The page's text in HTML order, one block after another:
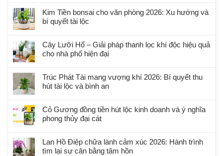
Kim Tiền bonsai cho văn phòng 2026: Xu hướng và
bí quyết tài lộc
Cây Lưỡi Hổ – Giải pháp thanh lọc khí độc hiệu quả
cho nhà phố hiện đại
Trúc Phát Tài mang vượng khí 2026: Bí quyết thu
hút tài lộc và bình an
Cỏ Gương đồng tiền hút lộc kinh doanh và ý nghĩa
phong thủy đại cát
Lan Hồ Điệp chữa lành cảm xúc 2026: Hành trình
tìm lại sự cân bằng tâm hồn